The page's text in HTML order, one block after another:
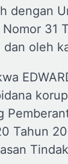
dengan
31
dan oleh
Tahun